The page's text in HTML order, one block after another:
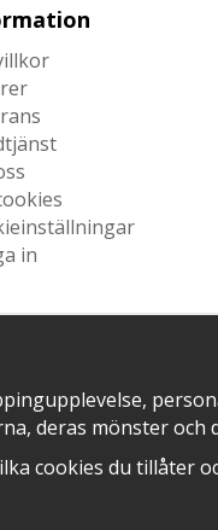
in
deras mönster och
cookies du tillåter